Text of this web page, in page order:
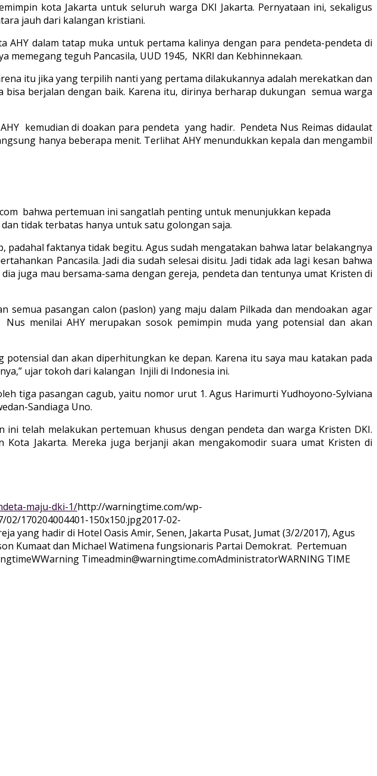
kota Jakarta untuk seluruh warga DKI Jakarta. Pernyataan ini, sekaligus
jauh dari kalangan kristiani.
AHY dalam tatap muka untuk pertama kalinya dengan para pendeta-pendeta di
memegang teguh Pancasila, UUD 1945, NKRI dan Kebhinnekaan.
itu jika yang terpilih nanti yang pertama dilakukannya adalah merekatkan dan
berjalan dengan baik. Karena itu, dirinya berharap dukungan semua warga
kemudian di doakan para pendeta yang hadir. Pendeta Nus Reimas didaulat
hanya beberapa menit. Terlihat AHY menundukkan kepala dan mengambil
bahwa pertemuan ini sangatlah penting untuk menunjukkan kepada
tidak terbatas hanya untuk satu golongan saja.
faktanya tidak begitu. Agus sudah mengatakan bahwa latar belakangnya
Pancasila. Jadi dia sudah selesai disitu. Jadi tidak ada lagi kesan bahwa
juga mau bersama-sama dengan gereja, pendeta dan tentunya umat Kristen di
semua pasangan calon (paslon) yang maju dalam Pilkada dan mendoakan agar
menilai AHY merupakan sosok pemimpin muda yang potensial dan akan
dan akan diperhitungkan ke depan. Karena itu saya mau katakan pada
ujar tokoh dari kalangan Injili di Indonesia ini.
tiga pasangan cagub, yaitu nomor urut 1. Agus Harimurti Yudhoyono-Sylviana
Sandiaga Uno.
telah melakukan pertemuan khusus dengan pendeta dan warga Kristen DKI.
Jakarta. Mereka juga berjanji akan mengakomodir suara umat Kristen di
maju-dki-1/http://warningtime.com/wp-
170204004401-150x150.jpg2017-02-
yang hadir di Hotel Oasis Amir, Senen, Jakarta Pusat, Jumat (3/2/2017), Agus
Kumaat dan Michael Watimena fungsionaris Partai Demokrat. Pertemuan
WWarning Timeadmin@warningtime.comAdministratorWARNING TIME